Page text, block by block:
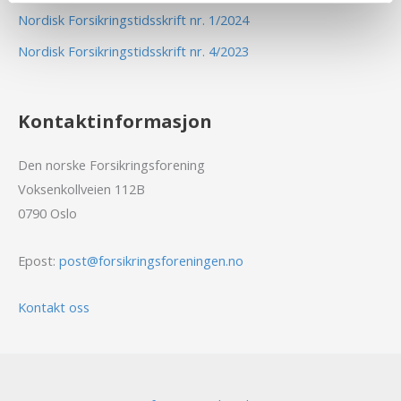
Nordisk Forsikringstidsskrift nr. 1/2024
Nordisk Forsikringstidsskrift nr. 4/2023
Kontaktinformasjon
Den norske Forsikringsforening
Voksenkollveien 112B
0790 Oslo
Epost: post@forsikringsforeningen.no
Kontakt oss